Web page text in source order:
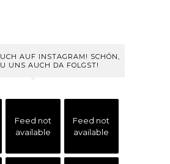
AUF INSTAGRAM! SCHÖN,
UNS AUCH DA FOLGST!
Feed not
available
Feed not
available